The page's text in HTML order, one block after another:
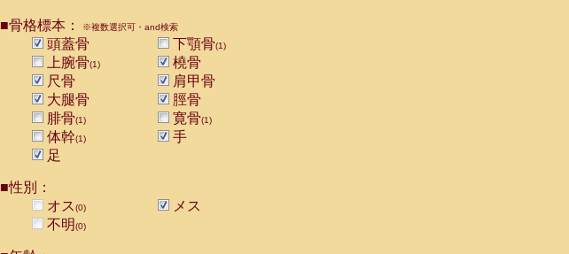
■骨格標本： ※複数選択可・and検索
頭蓋骨 下顎骨(1)
上腕骨(1)
橈骨
尺骨
肩甲骨
大腿骨
脛骨
腓骨(1) 寛骨(1)
体幹(1)
手
足
■性別：
オス(0)
メス
不明(0)